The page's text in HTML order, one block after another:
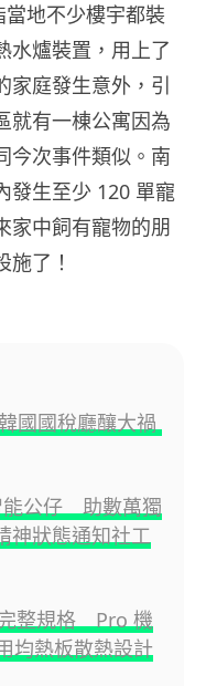
地不少樓宇都裝
水爐裝置，用上了
家庭發生意外，引
就有一棟公寓因為
今次事件類似。南
發生至少 120 單寵
家中飼有寵物的朋
了！
國國稅廳釀大禍
能公仔 助數萬獨
狀態通知社工
整規格 Pro 機
均熱板散熱設計